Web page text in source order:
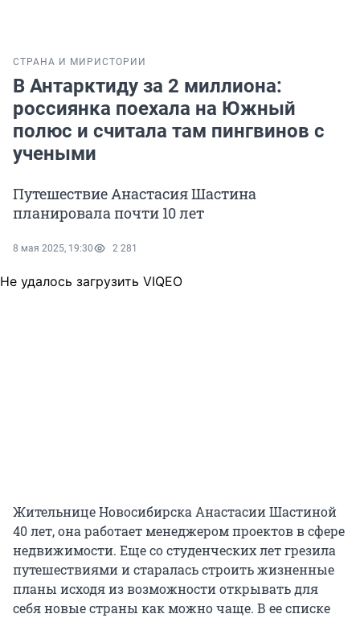
СТРАНА И МИР ИСТОРИИ
В Антарктиду за 2 миллиона:
россиянка поехала на Южный
полюс и считала там пингвинов с
учеными
Путешествие Анастасия Шастина
планировала почти 10 лет
8 мая 2025, 19:30 2 281
Не удалось загрузить VIQEO
Жительнице Новосибирска Анастасии Шастиной
40 лет, она работает менеджером проектов в сфере
недвижимости. Еще со студенческих лет грезила
путешествиями и старалась строить жизненные
планы исходя из возможности открывать для
себя новые страны как можно чаще. В ее списке